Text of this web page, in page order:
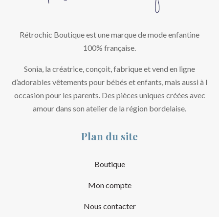
Rétrochic Boutique est une marque de mode enfantine
100% française.
Sonia, la créatrice, conçoit, fabrique et vend en ligne
d’adorables vêtements pour bébés et enfants, mais aussi à l
occasion pour les parents. Des pièces uniques créées avec
amour dans son atelier de la région bordelaise.
Plan du site
Boutique
Mon compte
Nous contacter